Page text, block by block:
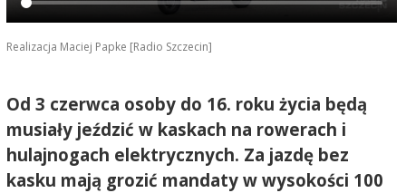
Realizacja Maciej Papke [Radio Szczecin]
Od 3 czerwca osoby do 16. roku życia będą
musiały jeździć w kaskach na rowerach i
hulajnogach elektrycznych. Za jazdę bez
kasku mają grozić mandaty w wysokości 100